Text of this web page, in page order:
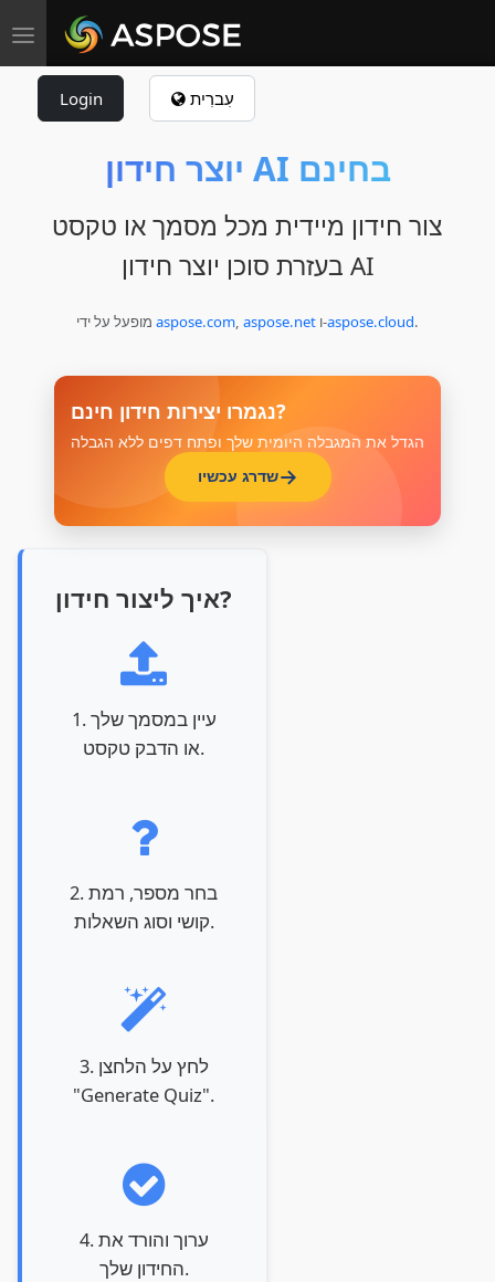
Toggle navigation
Login עִברִית
יוצר חידון AI בחינם
צור חידון מיידית מכל מסמך או טקסט
בעזרת סוכן יוצר חידון AI
aspose.com, aspose.net ו‑aspose.cloud.
נגמרו יצירות חידון חינם?
הגדל את המגבלה היומית שלך ופתח דפים ללא הגבלה
שדרג עכשיו
איך ליצור חידון?
1. עיין במסמך שלך
או הדבק טקסט.
2. בחר מספר, רמת
קושי וסוג השאלות.
3. לחץ על הלחצן
"Generate Quiz".
4. ערוך והורד את
החידון שלך.